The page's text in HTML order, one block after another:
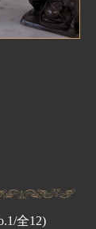
全12)